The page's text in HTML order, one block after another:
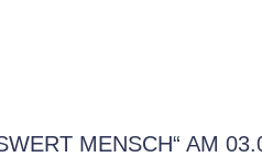
MENSCH“ AM